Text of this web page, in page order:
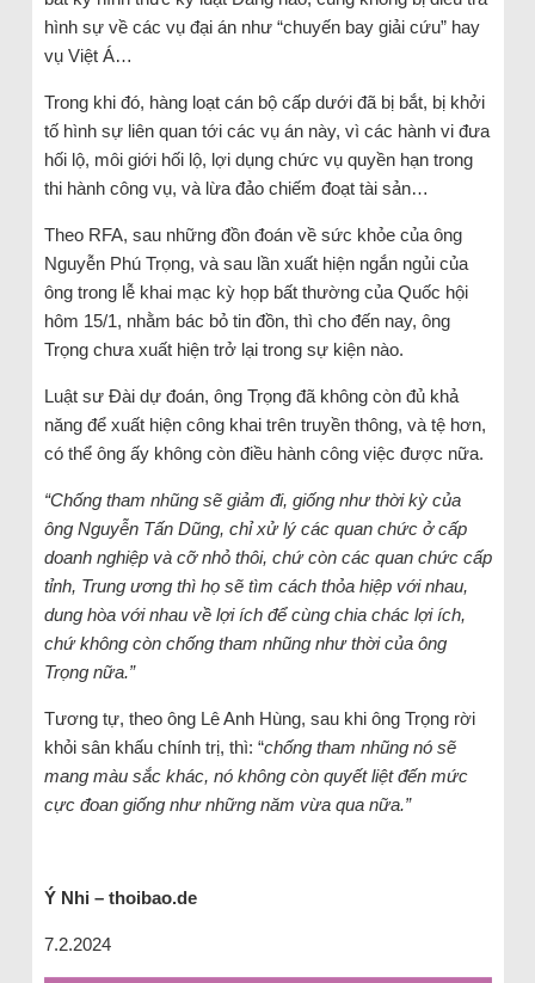
hình sự về các vụ đại án như “chuyến bay giải cứu” hay
vụ Việt Á…
Trong khi đó, hàng loạt cán bộ cấp dưới đã bị bắt, bị khởi
tố hình sự liên quan tới các vụ án này, vì các hành vi đưa
hối lộ, môi giới hối lộ, lợi dụng chức vụ quyền hạn trong
thi hành công vụ, và lừa đảo chiếm đoạt tài sản…
Theo RFA, sau những đồn đoán về sức khỏe của ông
Nguyễn Phú Trọng, và sau lần xuất hiện ngắn ngủi của
ông trong lễ khai mạc kỳ họp bất thường của Quốc hội
hôm 15/1, nhằm bác bỏ tin đồn, thì cho đến nay, ông
Trọng chưa xuất hiện trở lại trong sự kiện nào.
Luật sư Đài dự đoán, ông Trọng đã không còn đủ khả
năng để xuất hiện công khai trên truyền thông, và tệ hơn,
có thể ông ấy không còn điều hành công việc được nữa.
“Chống tham nhũng sẽ giảm đi, giống như thời kỳ của
ông Nguyễn Tấn Dũng, chỉ xử lý các quan chức ở cấp
doanh nghiệp và cỡ nhỏ thôi, chứ còn các quan chức cấp
tỉnh, Trung ương thì họ sẽ tìm cách thỏa hiệp với nhau,
dung hòa với nhau về lợi ích để cùng chia chác lợi ích,
chứ không còn chống tham nhũng như thời của ông
Trọng nữa.”
Tương tự, theo ông Lê Anh Hùng, sau khi ông Trọng rời
khỏi sân khấu chính trị, thì: “chống tham nhũng nó sẽ
mang màu sắc khác, nó không còn quyết liệt đến mức
cực đoan giống như những năm vừa qua nữa.”
Ý Nhi – thoibao.de
7.2.2024